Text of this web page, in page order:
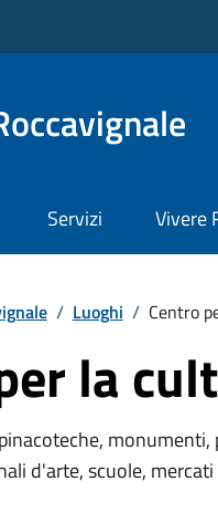
Servizi Vivere
/ Luoghi / Centro
la
d'arte, scuole,